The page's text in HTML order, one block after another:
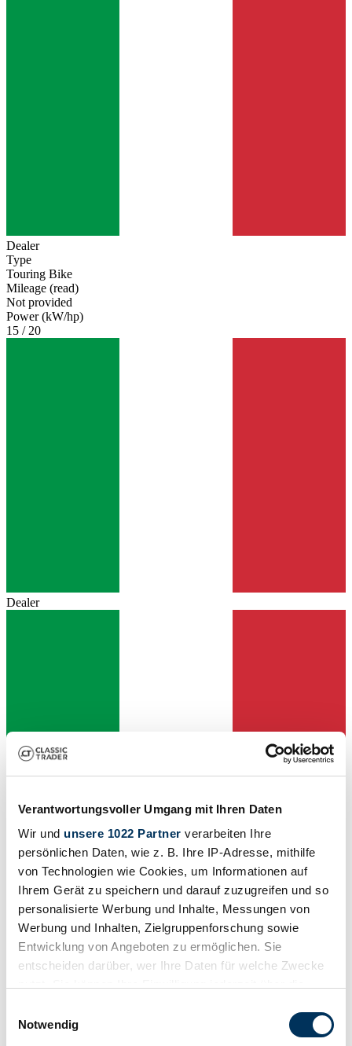
Verantwortungsvoller Umgang mit Ihren Daten
Wir und unsere 1022 Partner verarbeiten Ihre
persönlichen Daten, wie z. B. Ihre IP-Adresse, mithilfe
von Technologien wie Cookies, um Informationen auf
Ihrem Gerät zu speichern und darauf zuzugreifen und so
personalisierte Werbung und Inhalte, Messungen von
Werbung und Inhalten, Zielgruppenforschung sowie
Entwicklung von Angeboten zu ermöglichen. Sie
entscheiden darüber, wer Ihre Daten für welche Zwecke
Trigger Symbol ändern oder widerrufen
Notwendig
Dealer
Type
Touring Bike
Mileage (read)
Not provided
Power (kW/hp)
15 / 20
Dealer
Dealer
Expired listing